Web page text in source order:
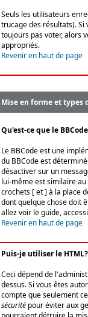
Seuls les utilisateurs
trucage des résultats). Si
toujours pas voter, alors
appropriés.
Revenir en haut de page
Mise en forme et types
Qu'est-ce que le
Le BBCode est une
du BBCode est
désactiver sur un
lui-même est similaire
crochets [ et ] à la place
dont quelque chose doit
allez voir le guide,
Revenir en haut de page
Puis-je utiliser le HTML?
Ceci dépend de
dessus. Si vous êtes
compte que seulement
sécurité pour éviter aux